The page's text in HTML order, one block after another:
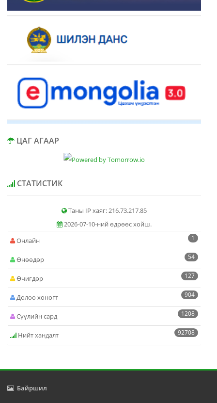
ЦАГ АГААР
СТАТИСТИК
Таны IP хаяг: 216.73.217.85
2026-07-10-ний өдрөөс хойш.
1
Онлайн
54
Өнөөдөр
127
Өчигдөр
904
Долоо хоногт
1208
Сүүлийн сард
92708
Нийт хандалт
Байршил